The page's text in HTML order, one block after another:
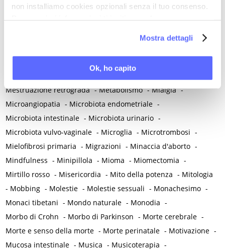
non installiamo cookies opzionali senza il tuo consenso.
Mostra dettagli
Ok, ho capito
Medico di famiglia -Meditazione - Melanosi vulvare -
Melatonina -Memoria -Memoria morale -
Menopausa e premenopausa
Mestruazione retrograda -Metabolismo -Mialgia -
Microangiopatia - Microbiota endometriale -
Microbiota intestinale - Microbiota urinario -
Microbiota vulvo-vaginale - Microglia - Microtrombosi -
Mielofibrosi primaria - Migrazioni - Minaccia d'aborto -
Mindfulness - Minipillola - Mioma - Miomectomia -
Mirtillo rosso - Misericordia - Mito della potenza - Mitologia
- Mobbing - Molestie - Molestie sessuali - Monachesimo -
Monaci tibetani - Mondo naturale - Monodia -
Morbo di Crohn - Morbo di Parkinson - Morte cerebrale -
Morte e senso della morte - Morte perinatale - Motivazione -
Mucosa intestinale - Musica - Musicoterapia -